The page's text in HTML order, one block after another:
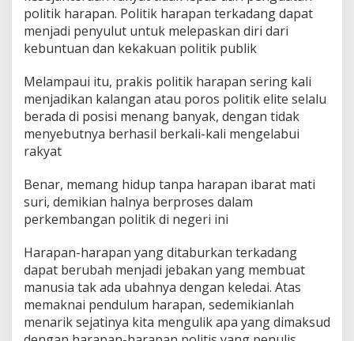
politik harapan. Politik harapan terkadang dapat
menjadi penyulut untuk melepaskan diri dari
kebuntuan dan kekakuan politik publik
Melampaui itu, prakis politik harapan sering kali
menjadikan kalangan atau poros politik elite selalu
berada di posisi menang banyak, dengan tidak
menyebutnya berhasil berkali-kali mengelabui
rakyat
Benar, memang hidup tanpa harapan ibarat mati
suri, demikian halnya berproses dalam
perkembangan politik di negeri ini
Harapan-harapan yang ditaburkan terkadang
dapat berubah menjadi jebakan yang membuat
manusia tak ada ubahnya dengan keledai. Atas
memaknai pendulum harapan, sedemikianlah
menarik sejatinya kita mengulik apa yang dimaksud